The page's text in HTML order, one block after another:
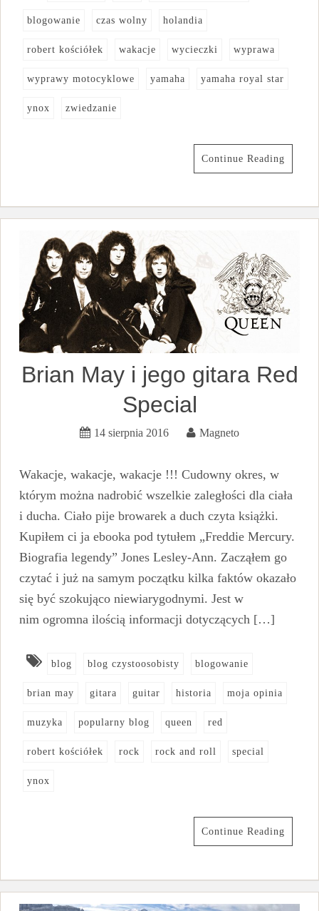
blogowanie czas wolny holandia
robert kościółek wakacje wycieczki wyprawa
wyprawy motocyklowe yamaha yamaha royal star
ynox zwiedzanie
Continue Reading
Brian May i jego gitara Red
Special
14 sierpnia 2016 Magneto
Wakacje, wakacje, wakacje !!! Cudowny okres, w
którym można nadrobić wszelkie zaległości dla ciała
i ducha. Ciało pije browarek a duch czyta książki.
Kupiłem ci ja ebooka pod tytułem „Freddie Mercury.
Biografia legendy” Jones Lesley-Ann. Zacząłem go
czytać i już na samym początku kilka faktów okazało
się być szokująco niewiarygodnymi. Jest w
nim ogromna ilością informacji dotyczących […]
blog blog czystoosobisty blogowanie
brian may gitara guitar historia moja opinia
muzyka popularny blog queen red
robert kościółek rock rock and roll special
ynox
Continue Reading